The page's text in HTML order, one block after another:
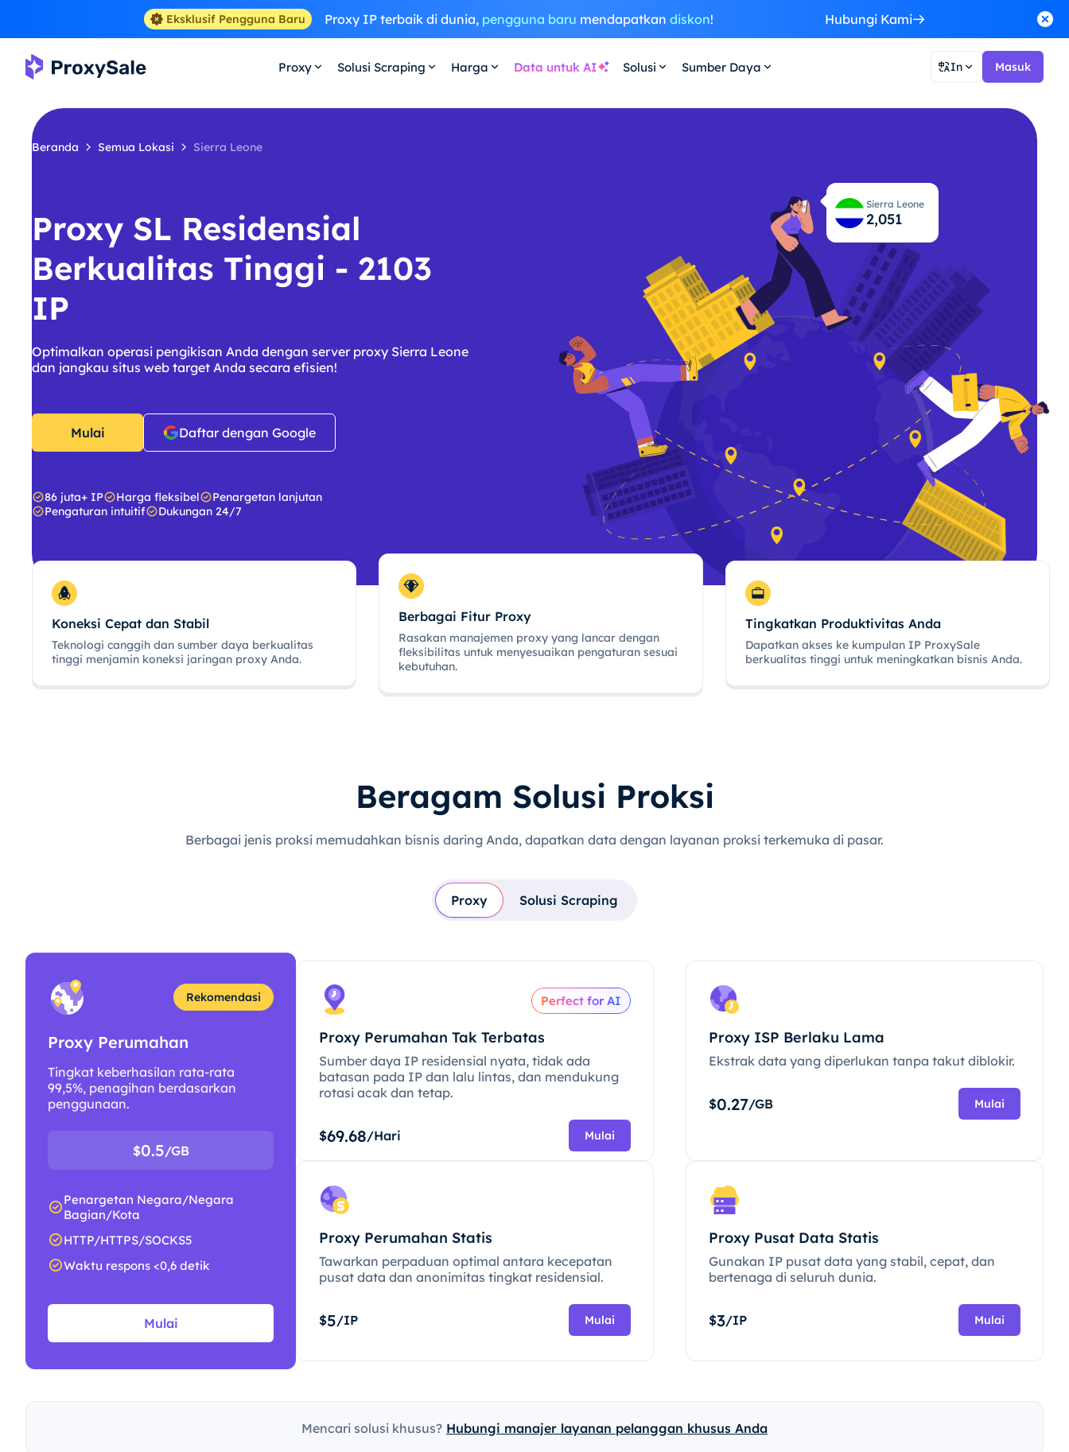
Eksklusif Pengguna Baru Proxy IP terbaik di dunia, pengguna baru mendapatkan diskon! Hubungi Kami
Proxy Solusi Scraping Harga Data untuk AI Solusi Sumber Daya In Masuk
Beranda Semua Lokasi Sierra Leone
Proxy SL Residensial
Berkualitas Tinggi - 2103
IP
Optimalkan operasi pengikisan Anda dengan server proxy Sierra Leone
dan jangkau situs web target Anda secara efisien!
Mulai Daftar dengan Google
86 juta+ IP Harga fleksibel
Penargetan lanjutan
Pengaturan intuitif
Dukungan 24/7
Sierra Leone
2,103
Koneksi Cepat dan Stabil
Teknologi canggih dan sumber daya berkualitas
tinggi menjamin koneksi jaringan proxy Anda.
Berbagai Fitur Proxy
Rasakan manajemen proxy yang lancar dengan
fleksibilitas untuk menyesuaikan pengaturan sesuai
kebutuhan.
Tingkatkan Produktivitas Anda
Dapatkan akses ke kumpulan IP ProxySale
berkualitas tinggi untuk meningkatkan bisnis Anda.
Beragam Solusi Proksi
Berbagai jenis proksi memudahkan bisnis daring Anda, dapatkan data dengan layanan proksi terkemuka di pasar.
Proxy Solusi Scraping
Rekomendasi
Proxy Perumahan
Tingkat keberhasilan rata-rata
99,5%, penagihan berdasarkan
penggunaan.
$0.5/GB
Penargetan Negara/Negara
Bagian/Kota
HTTP/HTTPS/SOCKS5
Waktu respons <0,6 detik
Mulai
Perfect for AI
Proxy Perumahan Tak Terbatas
Sumber daya IP residensial nyata, tidak ada
batasan pada IP dan lalu lintas, dan mendukung
rotasi acak dan tetap.
$69.68/Hari Mulai
Proxy ISP Berlaku Lama
Ekstrak data yang diperlukan tanpa takut diblokir.
$0.27/GB Mulai
Proxy Perumahan Statis
Tawarkan perpaduan optimal antara kecepatan
pusat data dan anonimitas tingkat residensial.
$5/IP Mulai
Proxy Pusat Data Statis
Gunakan IP pusat data yang stabil, cepat, dan
bertenaga di seluruh dunia.
$3/IP Mulai
Mencari solusi khusus? Hubungi manajer layanan pelanggan khusus Anda